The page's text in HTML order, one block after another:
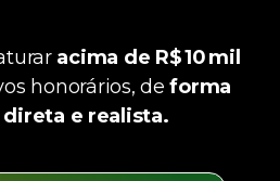
acima de R$ 10 mil
honorários, deforma
direta e realista.